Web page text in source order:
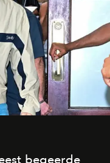
begeerde